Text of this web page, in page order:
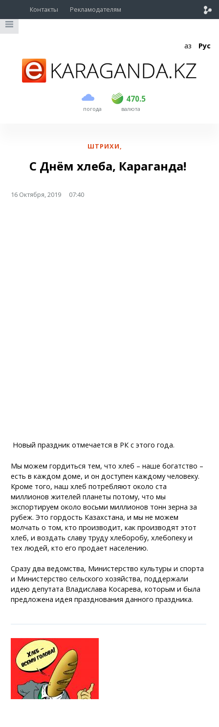
Контакты Рекламодателям
Қаз Рус
погода
470.5
USD 469 470.5
EUR валюта
ШТРИХИ,
С Днём хлеба, Караганда!
16 Октября, 2019 07:40
Новый праздник отмечается в РК с этого года.
Мы можем гордиться тем, что хлеб – наше богатство –
есть в каждом доме, и он доступен каждому человеку.
Кроме того, наш хлеб потребляют около ста
миллионов жителей планеты потому, что мы
экспортируем около восьми миллионов тонн зерна за
рубеж. Это гордость Казахстана, и мы не можем
молчать о том, кто производит, как производят этот
хлеб, и воздать славу труду хлеборобу, хлебопеку и
тех людей, кто его продает населению.
Сразу два ведомства, Министерство культуры и спорта
и Министерство сельского хозяйства, поддержали
идею депутата Владислава Косарева, которым и была
предложена идея празднования данного праздника.